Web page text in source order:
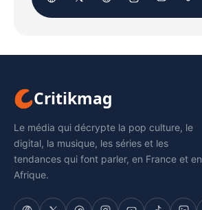
Critikmag
Le média qui décrypte la pop culture, le
digital, la musique, les séries et les
tendances qui font parler, en France et en
Afrique.